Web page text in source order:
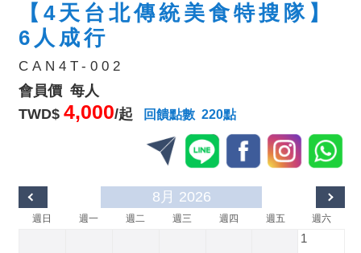
【4天台北傳統美食特搜隊】
6人成行
CAN4T-002
會員價 每人
TWD$ 4,000/起 回饋點數 220點
8月 2026
週日 週一 週二 週三 週四 週五 週六
1